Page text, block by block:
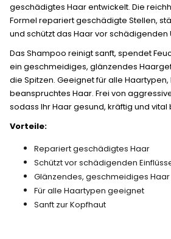
geschädigtes Haar entwickelt. Die
Formel repariert geschädigte Stellen,
und schützt das Haar vor schädigenden
Das Shampoo reinigt sanft, spendet
ein geschmeidiges, glänzendes
die Spitzen. Geeignet für alle
beanspruchtes Haar. Frei von
sodass Ihr Haar gesund, kräftig und vital
Vorteile:
Repariert geschädigtes Haar
Schützt vor schädigenden
Glänzendes, geschmeidiges Haar
Für alle Haartypen geeignet
Sanft zur Kopfhaut